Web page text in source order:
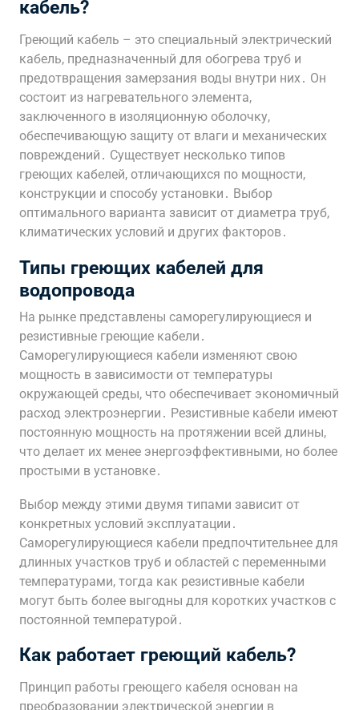
кабель?
Греющий кабель – это специальный электрический
кабель, предназначенный для обогрева труб и
предотвращения замерзания воды внутри них․ Он
состоит из нагревательного элемента,
заключенного в изоляционную оболочку,
обеспечивающую защиту от влаги и механических
повреждений․ Существует несколько типов
греющих кабелей, отличающихся по мощности,
конструкции и способу установки․ Выбор
оптимального варианта зависит от диаметра труб,
климатических условий и других факторов․
Типы греющих кабелей для
водопровода
На рынке представлены саморегулирующиеся и
резистивные греющие кабели․
Саморегулирующиеся кабели изменяют свою
мощность в зависимости от температуры
окружающей среды, что обеспечивает экономичный
расход электроэнергии․ Резистивные кабели имеют
постоянную мощность на протяжении всей длины,
что делает их менее энергоэффективными, но более
простыми в установке․
Выбор между этими двумя типами зависит от
конкретных условий эксплуатации․
Саморегулирующиеся кабели предпочтительнее для
длинных участков труб и областей с переменными
температурами, тогда как резистивные кабели
могут быть более выгодны для коротких участков с
постоянной температурой․
Как работает греющий кабель?
Принцип работы греющего кабеля основан на
преобразовании электрической энергии в